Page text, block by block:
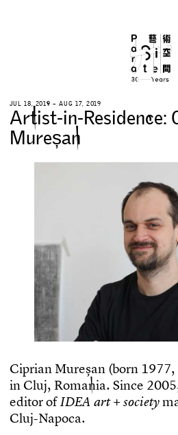
UT SUP
E XHIBITI O
ONFEREN
RESIDEN C
BLICATI O
JUL 18, 2019 – AUG 17, 2019
Artist-in-Residence:
Mureșan
Ciprian Mureșan (born 1977,
in Cluj, Romania. Since 2005
editorofIDEA art +societym
Cluj-Napoca.